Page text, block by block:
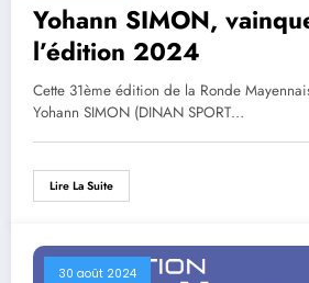
Yohann SIMON,
l’édition 2024
Cette 31ème édition de la Ronde
Yohann SIMON (DINAN SPORT…
Lire La Suite
30 août 2024